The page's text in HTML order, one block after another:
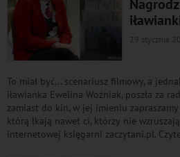
29 stycznia
To miał być... scenariusz filmowy, a
iławianka Ewelina Woźniak, poszła za
zamiast do kin, w jej imieniu
którą łkają nawet ci, którzy nie
internetowej księgarni zaczytani.pl.